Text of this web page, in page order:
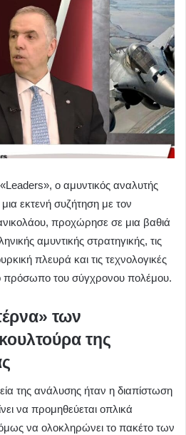
ο αμυντικός αναλυτής
εκτενή συζήτηση με τον
προχώρησε σε μια βαθιά
αμυντικής στρατηγικής, τις
πλευρά και τις τεχνολογικές
πρόσωπο του σύγχρονου πολέμου.
των
της
της ανάλυσης ήταν η διαπίστωση
να προμηθεύεται οπλικά
να ολοκληρώνει το πακέτο των